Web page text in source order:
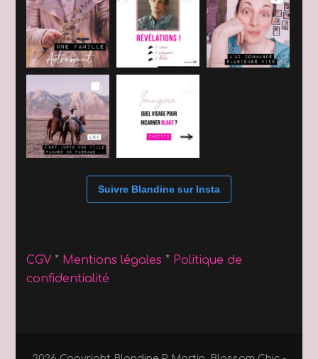
Suivre Blandine sur Insta
CGV * Mentions légales * Politique de
confidentialité